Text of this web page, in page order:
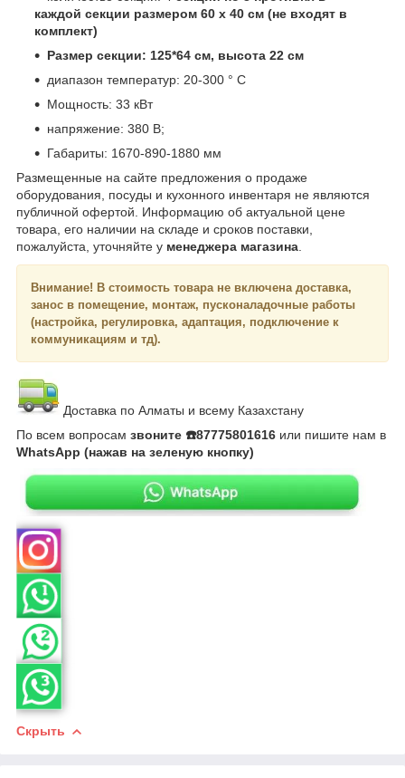
каждой секции размером 60 х 40 см (не входят в
комплект)
Размер секции: 125*64 см, высота 22 см
диапазон температур: 20-300 ° C
Мощность: 33 кВт
напряжение: 380 В;
Габариты: 1670-890-1880 мм
Размещенные на сайте предложения о продаже
оборудования, посуды и кухонного инвентаря не являются
публичной офертой. Информацию об актуальной цене
товара, его наличии на складе и сроков поставки,
пожалуйста, уточняйте у менеджера магазина
Внимание! В стоимость товара не включена доставка,
занос в помещение, монтаж, пусконаладочные работы
(настройка, регулировка, адаптация, подключение к
коммуникациям и тд).
Доставка по Алматы и всему Казахстану
По всем вопросам звоните ☎️87775801616 или пишите нам в
WhatsApp (нажав на зеленую кнопку)
Скрыть